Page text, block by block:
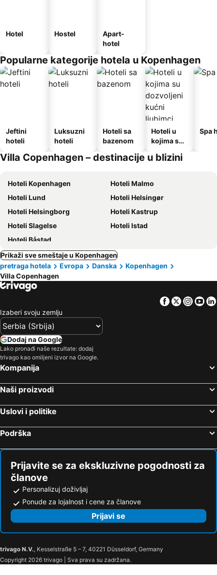
Hotel Hostel
Apart-
hotel
Popularne kategorije hotela u Kopenhagen
Jeftini
hoteli
Luksuzni
hoteli
Hoteli sa
bazenom
Hoteli u
kojima su
kućni
Spa
Villa Copenhagen – destinacije u blizini
Hoteli Kopenhagen
Hoteli Malmo
Hoteli Lund
Hoteli Helsingør
Hoteli Helsingborg
Hoteli Kastrup
Hoteli Slagelse
Hoteli Istad
Hoteli Båstad
Prikaži sve smeštaje u Kopenhagen
pretraga hotela
Evropa Danska
Kopenhagen
Villa Copenhagen
Facebook
Twitter
Izaberi svoju zemlju
Dodaj na Google
Lako pronađi naše rezultate: dodaj
trivago kao omiljeni izvor na Google.
Kompanija
Naši proizvodi
Uslovi i politike
Podrška
Prijavite se za ekskluzivne pogodnosti za
članove
Personalizuj doživljaj
Ponude za lojalnost i cene za članove
Prijavi se
trivago N.V., Kesselstraße 5 – 7, 40221 Düsseldorf, Germany
Copyright 2026 trivago | Sva prava su zadržana.